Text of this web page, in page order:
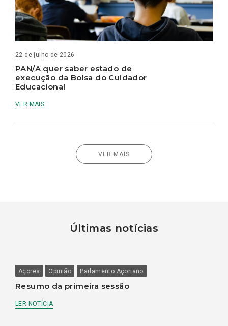
22 de julho de 2026
PAN/A quer saber estado de
execução da Bolsa do Cuidador
Educacional
VER MAIS
VER MAIS
Últimas notícias
Açores Opinião Parlamento Açoriano
Resumo da primeira sessão
LER NOTÍCIA